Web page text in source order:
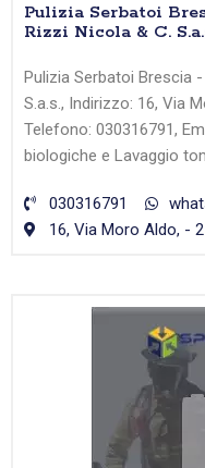
Pulizia Serbatoi
Rizzi Nicola & C.
Pulizia Serbatoi Brescia
S.a.s., Indirizzo: 16, Via
Telefono: 030316791,
biologiche e Lavaggio
030316791
16, Via Moro Aldo, -